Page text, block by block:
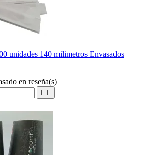
unidades 140 milimetros Envasados
en reseña(s)
 